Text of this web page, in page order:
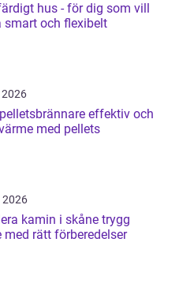
hus - för dig som vill
smart och flexibelt
effektiv och
med pellets
2026
kamin i skåne trygg
med rätt förberedelser